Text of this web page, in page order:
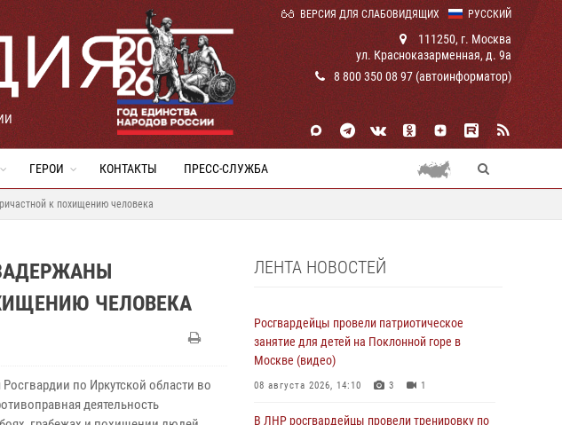
РУССКИЙ
ВЕРСИЯ ДЛЯ СЛАБОВИДЯЩИХ
111250, г. Москва
ул. Красноказарменная, д. 9а
8 800 350 08 97 (автоинформатор)
ГЕРОИ КОНТАКТЫ ПРЕСС-СЛУЖБА
к похищению человека
ЧЕЛОВЕКА
по Иркутской области во
деятельность
ЛЕНТА НОВОСТЕЙ
Росгвардейцы провели патриотическое
занятие для детей на Поклонной горе в
Москве (видео)
08 августа 2026, 14:10 3 1
В ЛНР росгвардейцы провели тренировку по